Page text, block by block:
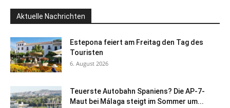
Aktuelle Nachrichten
Estepona feiert am Freitag den Tag des
Touristen
6. August 2026
Teuerste Autobahn Spaniens? Die AP-7-
Maut bei Málaga steigt im Sommer um...